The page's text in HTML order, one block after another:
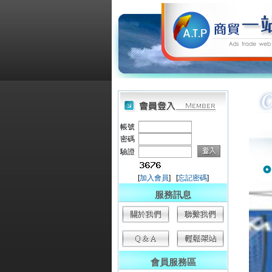
帳號
密碼
驗證
[加入會員] [忘記密碼]
服務訊息
會員服務區